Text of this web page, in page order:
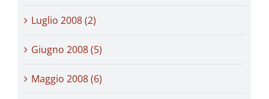
Luglio 2008 (2)
Giugno 2008 (5)
Maggio 2008 (6)